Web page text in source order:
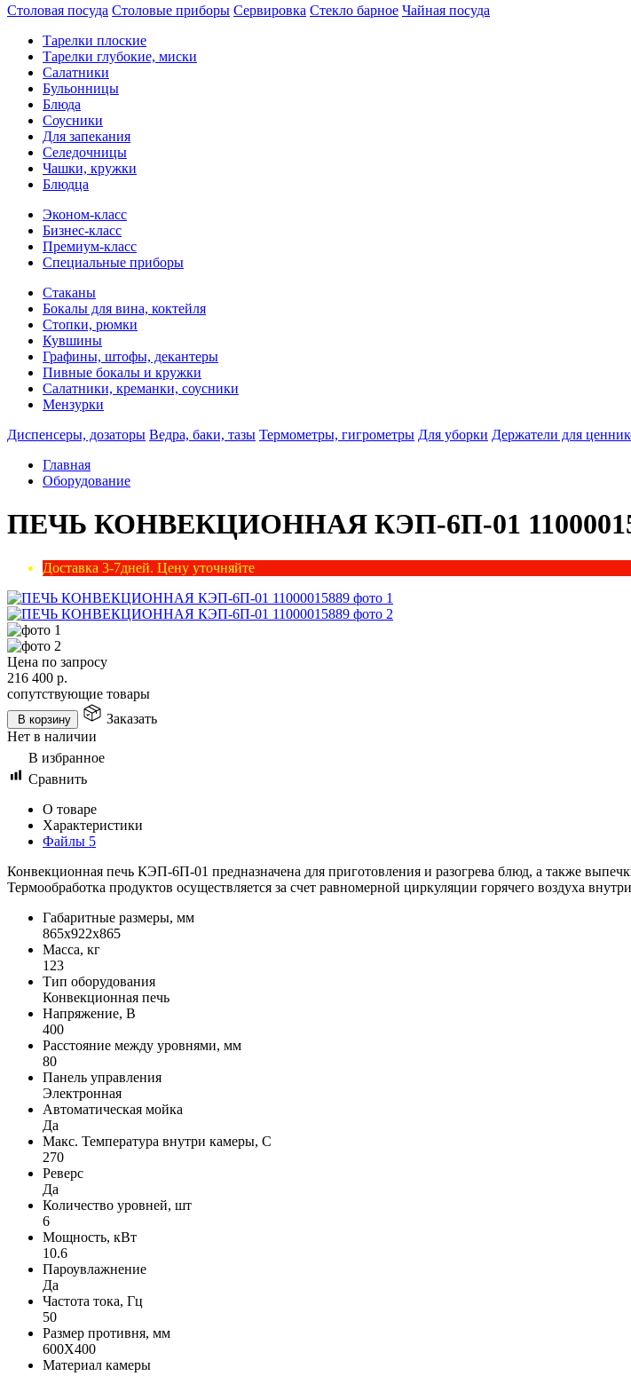
Столовая посуда Столовые приборы Сервировка Стекло барное Чайная посуда
Тарелки плоские
Тарелки глубокие, миски
Салатники
Бульонницы
Блюда
Соусники
Для запекания
Селедочницы
Чашки, кружки
Блюдца
Эконом-класс
Бизнес-класс
Премиум-класс
Специальные приборы
Стаканы
Бокалы для вина, коктейля
Стопки, рюмки
Кувшины
Графины, штофы, декантеры
Пивные бокалы и кружки
Салатники, креманки, соусники
Мензурки
Диспенсеры, дозаторы Ведра, баки, тазы Термометры, гигрометры Для уборки Держатели для
Главная
Оборудование
ПЕЧЬ КОНВЕКЦИОННАЯ КЭП-6П-01
Доставка 3-7дней. Цену уточняйте
Цена по запросу
216 400 р.
сопутствующие товары
В корзину
Заказать
Нет в наличии
В избранное
Сравнить
О товаре
Характеристики
Файлы 5
Конвекционная печь КЭП-6П-01 предназначена для приготовления и разогрева блюд, а также
Термообработка продуктов осуществляется за счет равномерной циркуляции горячего воздуха
Габаритные размеры, мм
865х922х865
Масса, кг
123
Тип оборудования
Конвекционная печь
Напряжение, В
400
Расстояние между уровнями, мм
80
Панель управления
Электронная
Автоматическая мойка
Да
Макс. Температура внутри камеры, С
270
Реверс
Да
Количество уровней, шт
6
Мощность, кВт
10.6
Пароувлажнение
Да
Частота тока, Гц
50
Размер противня, мм
600Х400
Материал камеры